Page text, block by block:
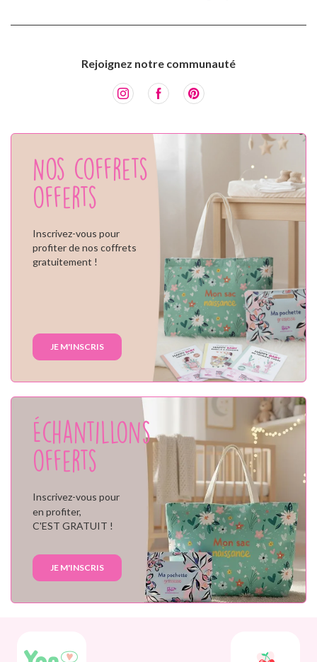
Rejoignez notre communauté
Nos coffrets
offerts
Inscrivez-vous pour
profiter de nos coffrets
gratuitement !
JE M'INSCRIS
Échantillons
offerts
Inscrivez-vous pour
en profiter,
C'EST GRATUIT !
JE M'INSCRIS